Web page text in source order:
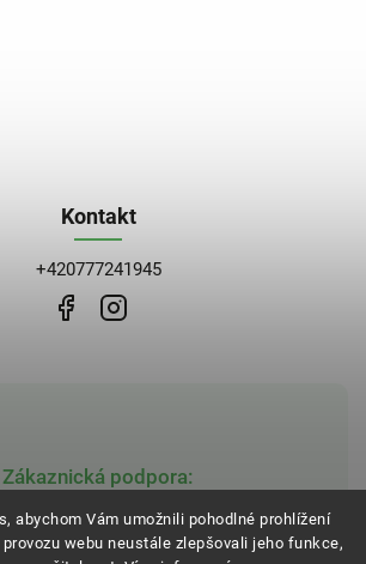
abychom Vám umožnili pohodlné prohlížení
webu neustále zlepšovali jeho funkce,
Zákaznická podpora:
obchod@bblekarna.cz
Kontakt
+420777241945